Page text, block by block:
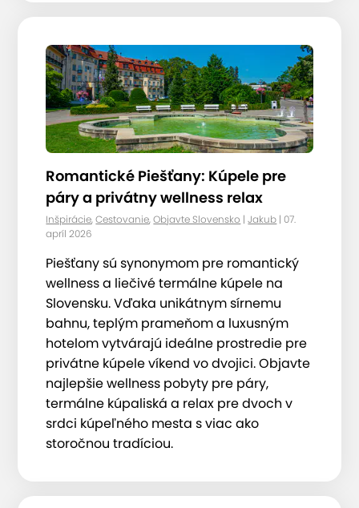
Romantické Piešťany: Kúpele pre
páry a privátny wellness relax
Inšpirácie,Cestovanie,Objavte Slovensko |Jakub | 07.
apríl 2026
Piešťany sú synonymom pre romantický
wellness a liečivé termálne kúpele na
Slovensku. Vďaka unikátnym sírnemu
bahnu, teplým prameňom a luxusným
hotelom vytvárajú ideálne prostredie pre
privátne kúpele víkend vo dvojici. Objavte
najlepšie wellness pobyty pre páry,
termálne kúpaliská a relax pre dvoch v
srdci kúpeľného mesta s viac ako
storočnou tradíciou.